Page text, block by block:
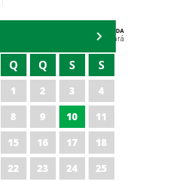
AGENDA
Polícia Militar do Ceará
Q Q S S
1 2 3
4
8 9 10
11
15 16 17
18
22 23 24
25